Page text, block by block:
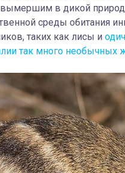
в дикой
среды обитания
таких как лисы и
так много необычных